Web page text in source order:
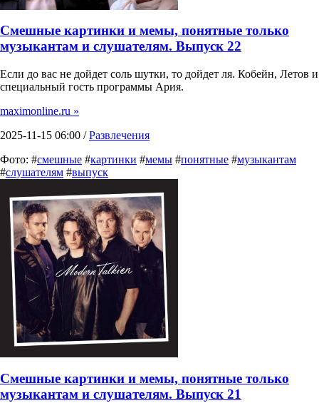
Смешные картинки и мемы, понятные только
музыкантам и слушателям. Выпуск 22
Если до вас не дойдет соль шутки, то дойдет ля. Кобейн, Летов и
специальный гость программы Ария.
maximonline.ru »
2025-11-15 06:00 /Развлечения
Фото: #смешные #картинки #мемы #понятные #музыкантам
#слушателям #выпуск
Смешные картинки и мемы, понятные только
музыкантам и слушателям. Выпуск 21